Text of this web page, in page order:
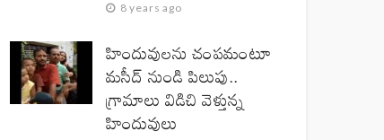
8 years ago
హిందువులను చంపమంటూ
మసీద్ నుండి పిలుపు..
గ్రామాలు విడిచి వెళ్తున్న
హిందువులు